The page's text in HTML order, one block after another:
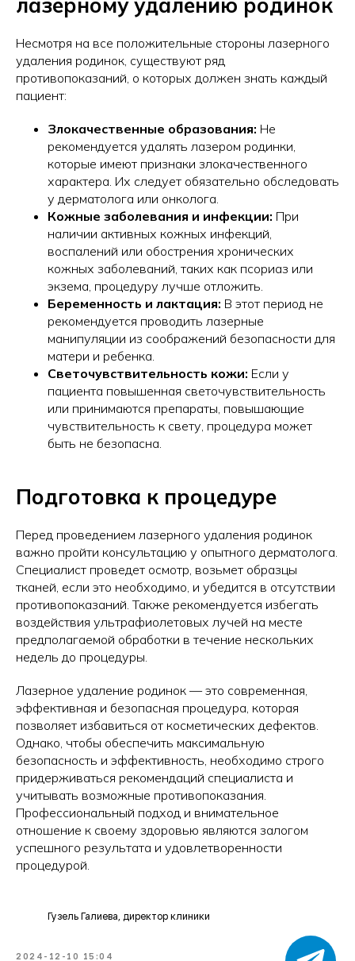
Несмотря на все положительные стороны лазерного
удаления родинок, существуют ряд
противопоказаний, о которых должен знать каждый
пациент:
Злокачественные образования: Не
рекомендуется удалять лазером родинки,
которые имеют признаки злокачественного
характера. Их следует обязательно обследовать
у дерматолога или онколога.
Кожные заболевания и инфекции: При
наличии активных кожных инфекций,
воспалений или обострения хронических
кожных заболеваний, таких как псориаз или
экзема, процедуру лучше отложить.
Беременность и лактация: В этот период не
рекомендуется проводить лазерные
манипуляции из соображений безопасности для
матери и ребенка.
Светочувствительность кожи: Если у
пациента повышенная светочувствительность
или принимаются препараты, повышающие
чувствительность к свету, процедура может
быть не безопасна.
Подготовка к процедуре
Перед проведением лазерного удаления родинок
важно пройти консультацию у опытного дерматолога.
Специалист проведет осмотр, возьмет образцы
тканей, если это необходимо, и убедится в отсутствии
противопоказаний. Также рекомендуется избегать
воздействия ультрафиолетовых лучей на месте
предполагаемой обработки в течение нескольких
недель до процедуры.
Лазерное удаление родинок — это современная,
эффективная и безопасная процедура, которая
позволяет избавиться от косметических дефектов.
Однако, чтобы обеспечить максимальную
безопасность и эффективность, необходимо строго
придерживаться рекомендаций специалиста и
учитывать возможные противопоказания.
Профессиональный подход и внимательное
отношение к своему здоровью являются залогом
успешного результата и удовлетворенности
процедурой.
Гузель Галиева, директор клиники
2024-12-10 15:04